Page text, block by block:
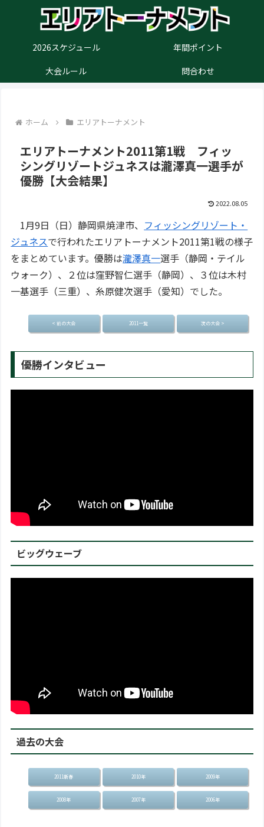
2026スケジュール
年間ポイント
大会ルール
問合わせ
ホーム エリアトーナメント
エリアトーナメント2011第1戦 フィッ
シングリゾートジュネスは瀧澤真一選手が
優勝【大会結果】
2022.08.05
1月9日（日）静岡県焼津市、 フィッシングリゾート・
ジュネスで行われたエリアトーナメント2011第1戦の様子
をまとめています。優勝は瀧澤真一選手（静岡・テイル
ウォーク）、２位は窪野智仁選手（静岡）、３位は木村
一基選手（三重）、糸原健次選手（愛知）でした。
< 前の大会 2011一覧 次の大会 >
優勝インタビュー
ビッグウェーブ
過去の大会
2011新春 2010年 2009年
2008年 2007年 2006年